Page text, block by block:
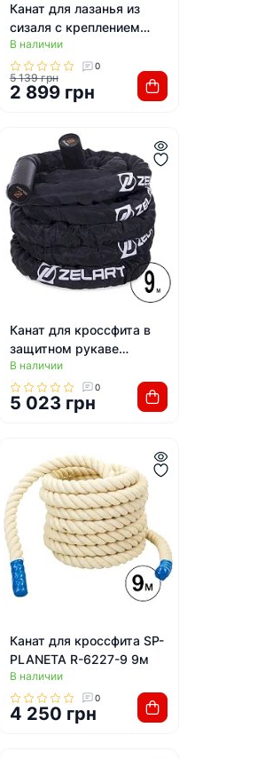
Канат для лазанья из
сизаля с креплением
ZELART FI-0910-15 15м
В наличии
0
5 139 грн
2 899 грн
Канат для кроссфита в
защитном рукаве
ZELART FI-2631-9 9м
В наличии
0
5 023 грн
Канат для кроссфита SP-
PLANETA R-6227-9 9м
В наличии
0
4 250 грн